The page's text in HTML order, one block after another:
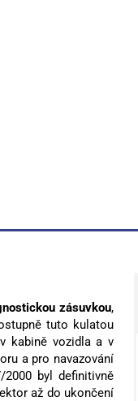
zásuvkou,
tuto kulatou
kabině vozidla a v
a pro navazování
2000 byl definitivně
až do ukončení